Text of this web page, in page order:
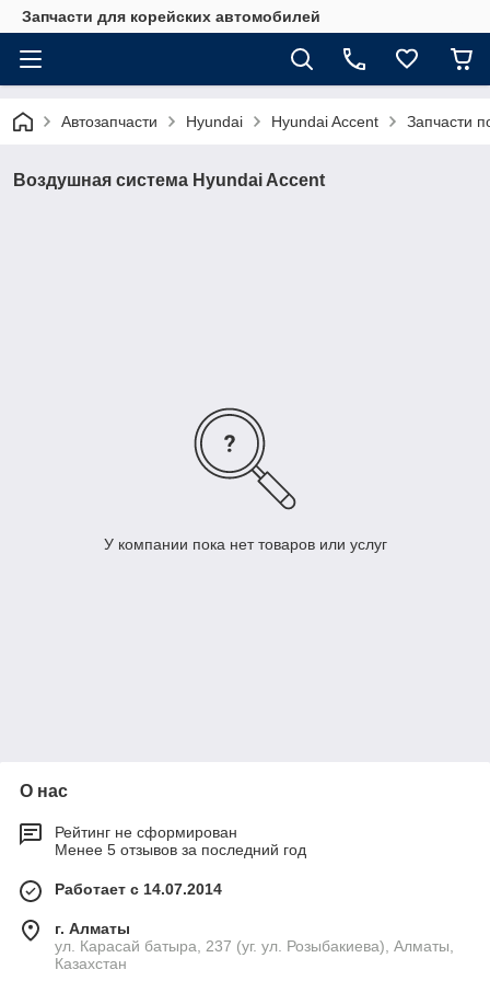
Запчасти для корейских автомобилей
Автозапчасти Hyundai Hyundai Accent Запчасти
Воздушная система Hyundai Accent
У компании пока нет товаров или услуг
О нас
Рейтинг не сформирован
Менее 5 отзывов за последний год
Работает с 14.07.2014
г. Алматы
ул. Карасай батыра, 237 (уг. ул. Розыбакиева), Алматы,
Казахстан